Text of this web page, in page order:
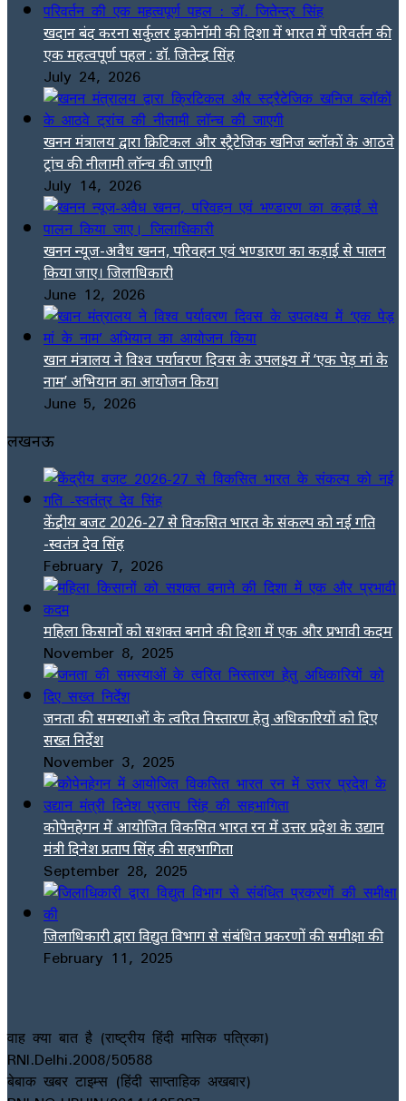
खदान बंद करना सर्कुलर इकोनॉमी की दिशा में भारत में परिवर्तन की
एक महत्वपूर्ण पहल : डॉ. जितेन्द्र सिंह
July 24, 2026
खनन मंत्रालय द्वारा क्रिटिकल और स्ट्रैटेजिक खनिज ब्लॉकों के आठवे
ट्रांच की नीलामी लॉन्च की जाएगी
July 14, 2026
खनन न्यूज-अवैध खनन, परिवहन एवं भण्डारण का कड़ाई से पालन
किया जाए। जिलाधिकारी
June 12, 2026
खान मंत्रालय ने विश्व पर्यावरण दिवस के उपलक्ष्य में ‘एक पेड़ मां के
नाम’ अभियान का आयोजन किया
June 5, 2026
लखनऊ
केंद्रीय बजट 2026-27 से विकसित भारत के संकल्प को नई गति
-स्वतंत्र देव सिंह
February 7, 2026
महिला किसानों को सशक्त बनाने की दिशा में एक और प्रभावी कदम
November 8, 2025
जनता की समस्याओं के त्वरित निस्तारण हेतु अधिकारियों को दिए
सख्त निर्देश
November 3, 2025
कोपेनहेगन में आयोजित विकसित भारत रन में उत्तर प्रदेश के उद्यान
मंत्री दिनेश प्रताप सिंह की सहभागिता
September 28, 2025
जिलाधिकारी द्वारा विद्युत विभाग से संबंधित प्रकरणों की समीक्षा की
February 11, 2025
वाह क्या बात है (राष्ट्रीय हिंदी मासिक पत्रिका)
RNI.Delhi.2008/50588
बेबाक खबर टाइम्स (हिंदी साप्ताहिक अखबार)